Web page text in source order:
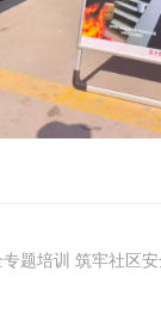
题培训 筑牢社区安